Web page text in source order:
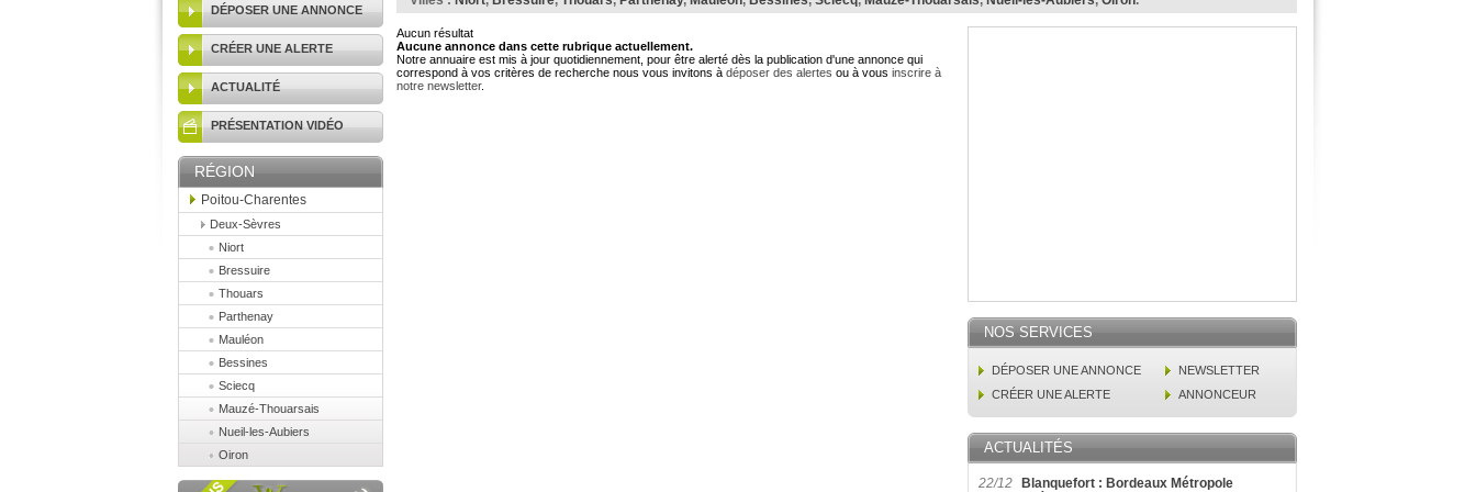
DÉPOSER UNE ANNONCE
CRÉER UNE ALERTE
ACTUALITÉ
PRÉSENTATION VIDÉO
RÉGION
Poitou-Charentes
Deux-Sèvres
Niort
Bressuire
Thouars
Parthenay
Mauléon
Bessines
Sciecq
Mauzé-Thouarsais
Nueil-les-Aubiers
Oiron
Aucun résultat
Aucune annonce dans cette rubrique actuellement.
Notre annuaire est mis à jour quotidiennement, pour être alerté dès la publication d'une annonce qui
correspond à vos critères de recherche nous vous invitons à déposer des alertes ou à vous inscrire à
notre newsletter.
NOS SERVICES
DÉPOSER UNE ANNONCE
NEWSLETTER
CRÉER UNE ALERTE
ANNONCEUR
ACTUALITÉS
22/12
Blanquefort : Bordeaux Métropole